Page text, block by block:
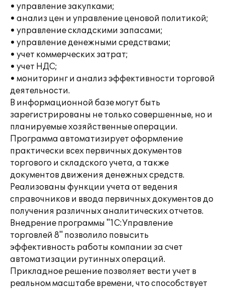
• управление закупками;
• анализ цен и управление ценовой политикой;
• управление складскими запасами;
• управление денежными средствами;
• учет коммерческих затрат;
• учет НДС;
• мониторинг и анализ эффективности торговой
деятельности.
В информационной базе могут быть
зарегистрированы не только совершенные, но и
планируемые хозяйственные операции.
Программа автоматизирует оформление
практически всех первичных документов
торгового и складского учета, а также
документов движения денежных средств.
Реализованы функции учета от ведения
справочников и ввода первичных документов до
получения различных аналитических отчетов.
Внедрение программы "1С:Управление
торговлей 8" позволило повысить
эффективность работы компании за счет
автоматизации рутинных операций.
Прикладное решение позволяет вести учет в
реальном масштабе времени, что способствует